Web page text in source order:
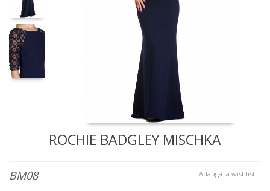
ROCHIE BADGLEY MISCHKA
Adauga la wishlist
BM08